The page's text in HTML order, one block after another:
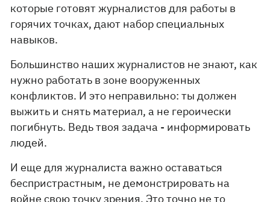
которые готовят журналистов для работы в
горячих точках, дают набор специальных
навыков.
Большинство наших журналистов не знают, как
нужно работать в зоне вооруженных
конфликтов. И это неправильно: ты должен
выжить и снять материал, а не героически
погибнуть. Ведь твоя задача - информировать
людей.
И еще для журналиста важно оставаться
беспристрастным, не демонстрировать на
войне свою точку зрения. Это точно не то